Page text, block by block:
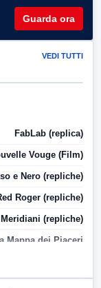
Guarda ora
VEDI TUTTI
FabLab (replica)
Vouge (Film)
e Nero (repliche)
Roger (repliche)
(repliche)
Mappa dei Piaceri